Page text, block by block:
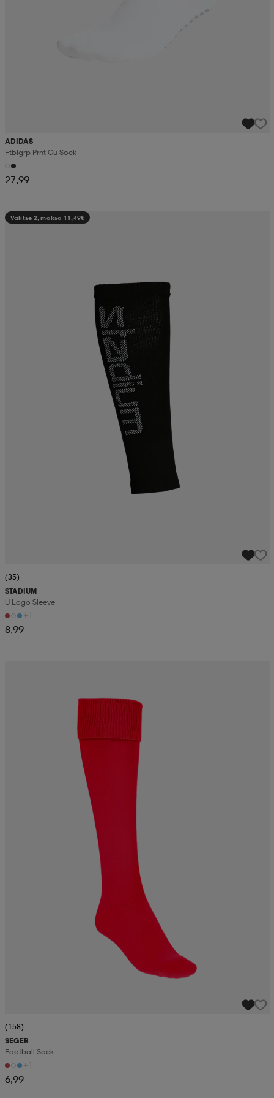
ADIDAS
Ftblgrp Prnt Cu Sock
27,99
Valitse 2, maksa 11,49€
(35)
STADIUM
U Logo Sleeve
+1
8,99
(158)
SEGER
Football Sock
+1
6,99